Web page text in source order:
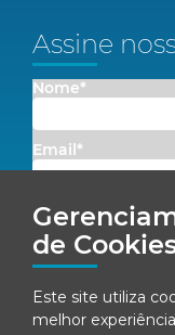
de
Este site utiliza
melhor
Assine
Nome*
Email*
Concordo em
Ao se inscrever, você